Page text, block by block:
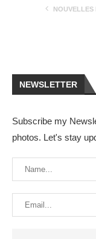
NOUVELLES
NEWSLETTER
Subscribe my
photos. Let's stay